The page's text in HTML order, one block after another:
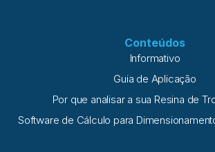
Conteúdos
Informativo
Guia de Aplicação
Por que analisar a sua Resina de
Software de Cálculo para